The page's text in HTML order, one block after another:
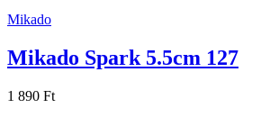
Mikado
Mikado Spark 5.5cm 127
1 890 Ft